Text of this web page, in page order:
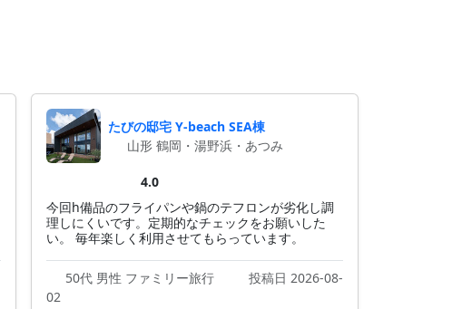
たびの邸宅 Y-beach SEA棟
山形 鶴岡・湯野浜・あつみ
4.0
今回h備品のフライパンや鍋のテフロンが劣化し調
理しにくいです。定期的なチェックをお願いした
い。 毎年楽しく利用させてもらっています。
50代 男性 ファミリー旅行
投稿日 2026-08-
02